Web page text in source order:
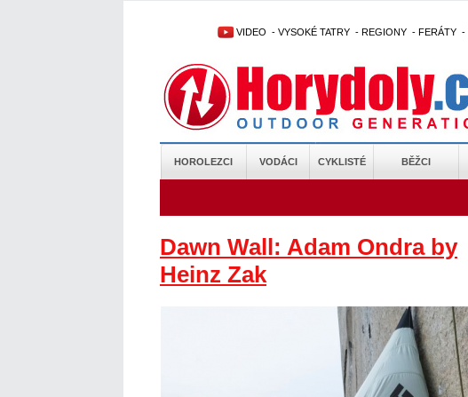
VIDEO - VYSOKÉ TATRY - REGIONY - FERÁTY -
HOROLEZCI VODÁCI CYKLISTÉ BĚŽCI
Dawn Wall: Adam Ondra by
Heinz Zak